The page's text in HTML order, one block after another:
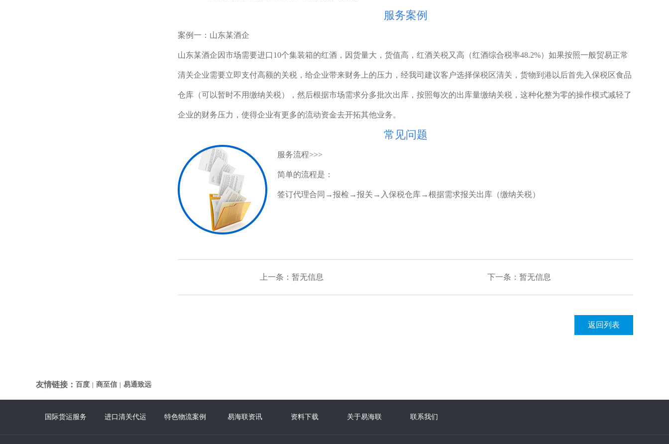
服务案例
案例一：山东某酒企
山东某酒企因市场需要进口10个集装箱的红酒，因货量大，货值高，红酒关税又高（红酒综合税率48.2%）如果按照一般贸易正常
清关企业需要立即支付高额的关税，给企业带来财务上的压力，经我司建议客户选择保税区清关，货物到港以后首先入保税区食品
仓库（可以暂时不用缴纳关税），然后根据市场需求分多批次出库，按照每次的出库量缴纳关税，这种化整为零的操作模式减轻了
企业的财务压力，使得企业有更多的流动资金去开拓其他业务。
常见问题
服务流程>>>
简单的流程是：
签订代理合同→报检→报关→入保税仓库→根据需求报关出库（缴纳关税）
上一条： 暂无信息 下一条：暂无信息
返回列表
友情链接： 百度 商至信 易通致远
国际货运服务 进口清关代运 特色物流案例 易海联资讯 资料下载 关于易海联 联系我们